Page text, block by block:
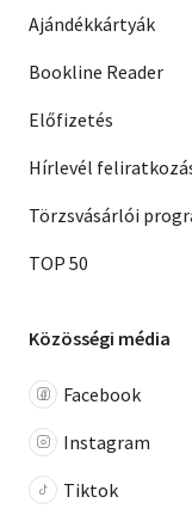
Ajándékkártyák
Bookline Reader
Előfizetés
Hírlevél
Törzsvásárlói
TOP 50
Közösségi média
Facebook
Instagram
Tiktok